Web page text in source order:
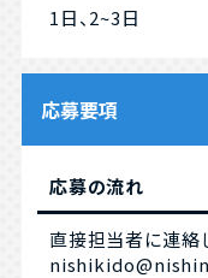
1日、2~3日
応募要項
応募の流れ
直接担当者に連絡